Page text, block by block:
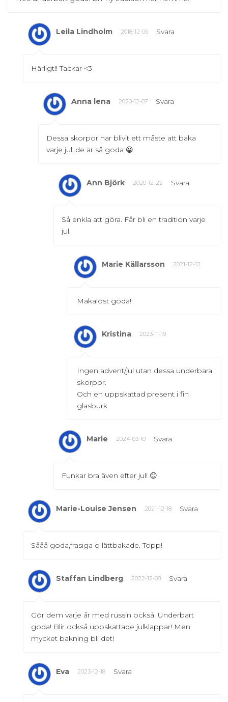
Leila Lindholm 2018-12-05 Svara
Härligt!! Tackar <3
Anna lena 2020-12-07 Svara
Dessa skorpor har blivit ett måste att baka
varje jul..de är så goda 😀
Ann Björk 2020-12-22 Svara
Så enkla att göra. Får bli en tradition varje
jul.
Marie Källarsson 2021-12-12
Makalöst goda!
Kristina 2023-11-19
Ingen advent/jul utan dessa underbara
skorpor.
Och en uppskattad present i fin
glasburk
Marie 2024-03-10 Svara
Funkar bra även efter jul! 😊
Marie-Louise Jensen 2021-12-18 Svara
Sååå goda,frasiga o lättbakade. Topp!
Staffan Lindberg 2022-12-08 Svara
Gör dem varje år med russin också. Underbart
goda! Blir också uppskattade julklappar! Men
mycket bakning bli det!
Eva 2023-12-18 Svara